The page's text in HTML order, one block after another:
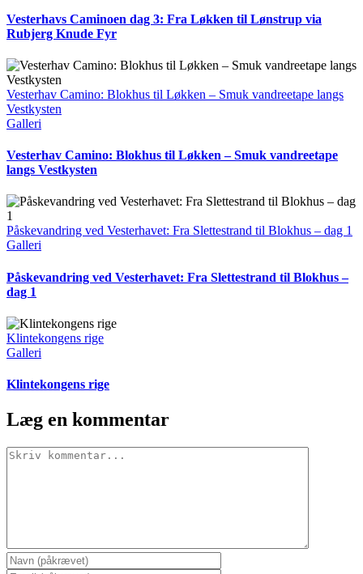
Vesterhavs Caminoen dag 3: Fra Løkken til Lønstrup via
Rubjerg Knude Fyr
Vesterhav Camino: Blokhus til Løkken – Smuk vandreetape langs
Vestkysten
Galleri
Vesterhav Camino: Blokhus til Løkken – Smuk vandreetape
langs Vestkysten
Påskevandring ved Vesterhavet: Fra Slettestrand til Blokhus – dag 1
Galleri
Påskevandring ved Vesterhavet: Fra Slettestrand til Blokhus –
dag 1
Klintekongens rige
Galleri
Klintekongens rige
Læg en kommentar
Comment